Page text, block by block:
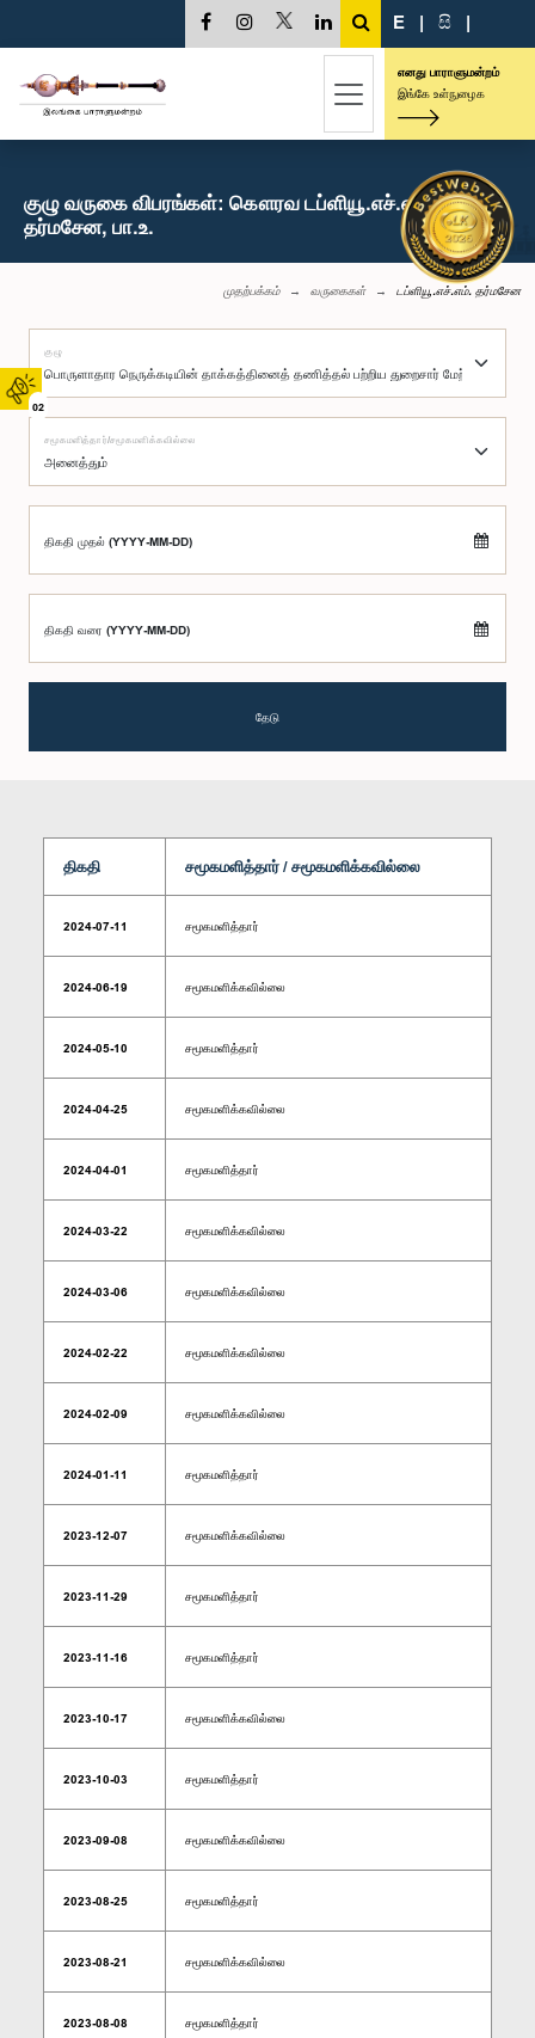
02
E | සි |
எனது பாராளுமன்றம்
இங்கே உள்நுழைக
குழு வருகை விபரங்கள்: கௌரவ டப்ளியூ.எச்.எம்.
தர்மசேன, பா.உ.
முதற்பக்கம் வருகைகள் டப்ளியூ.எச்.எம். தர்மசேன
குழு
சமூகமளித்தார்/சமூகமளிக்கவில்லை
திகதி முதல் (YYYY-MM-DD)
திகதி வரை (YYYY-MM-DD)
தேடு
திகதி சமூகமளித்தார் / சமூகமளிக்கவில்லை
2024-07-11 சமூகமளித்தார்
2024-06-19 சமூகமளிக்கவில்லை
2024-05-10 சமூகமளித்தார்
2024-04-25 சமூகமளிக்கவில்லை
2024-04-01 சமூகமளித்தார்
2024-03-22 சமூகமளிக்கவில்லை
2024-03-06 சமூகமளிக்கவில்லை
2024-02-22 சமூகமளிக்கவில்லை
2024-02-09 சமூகமளிக்கவில்லை
2024-01-11 சமூகமளித்தார்
2023-12-07 சமூகமளிக்கவில்லை
2023-11-29 சமூகமளித்தார்
2023-11-16 சமூகமளித்தார்
2023-10-17 சமூகமளிக்கவில்லை
2023-10-03 சமூகமளித்தார்
2023-09-08 சமூகமளிக்கவில்லை
2023-08-25 சமூகமளித்தார்
2023-08-21 சமூகமளிக்கவில்லை
2023-08-08 சமூகமளித்தார்